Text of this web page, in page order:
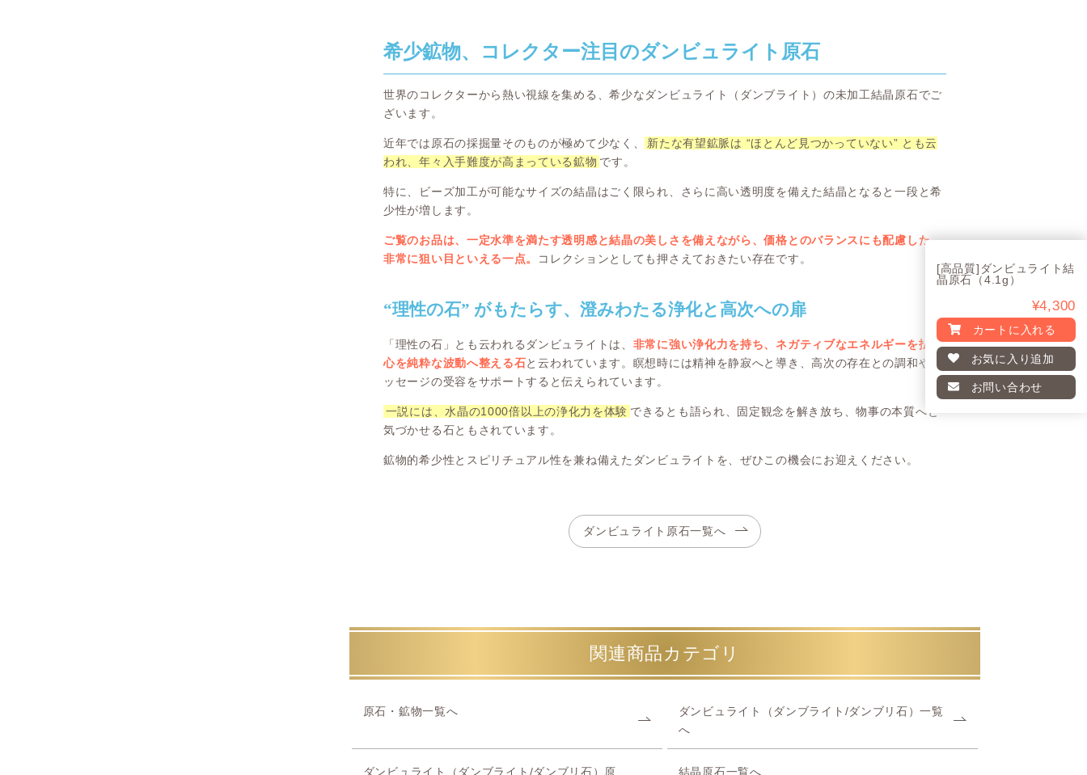
[高品質]ダンビュライト結
晶原石（4.1g）
¥4,300
カートに入れる
お気に入り追加
お問い合わせ
希少鉱物、コレクター注目のダンビュライト原石
世界のコレクターから熱い視線を集める、希少なダンビュライト（ダンブライト）の未加工結晶原石でご
ざいます。
近年では原石の採掘量そのものが極めて少なく、
新たな有望鉱脈は “ほとんど見つかっていない” とも云
われ、年々入手難度が高まっている鉱物 です。
特に、ビーズ加工が可能なサイズの結晶はごく限られ、さらに高い透明度を備えた結晶となると一段と希
少性が増します。
ご覧のお品は、一定水準を満たす透明感と結晶の美しさを備えながら、価格とのバランスにも配慮した、
非常に狙い目といえる一点。
コレクションとしても押さえておきたい存在です。
“理性の石” がもたらす、澄みわたる浄化と高次への扉
「理性の石」とも云われるダンビュライトは、 非常に強い浄化力を持ち、ネガティブなエネルギーを払い
心を純粋な波動へ整える石と云われています。瞑想時には精神を静寂へと導き、高次の存在との調和やメ
ッセージの受容をサポートすると伝えられています。
一説には、水晶の1000倍以上の浄化力を体験 できるとも語られ、固定観念を解き放ち、物事の本質へと
気づかせる石ともされています。
鉱物的希少性とスピリチュアル性を兼ね備えたダンビュライトを、ぜひこの機会にお迎えください。
ダンビュライト原石一覧へ
関連商品カテゴリ
原石・鉱物一覧へ
ダンビュライト（ダンブライト/ダンブリ石）一覧
へ
ダンビュライト（ダンブライト/ダンブリ石）原 結晶原石一覧へ